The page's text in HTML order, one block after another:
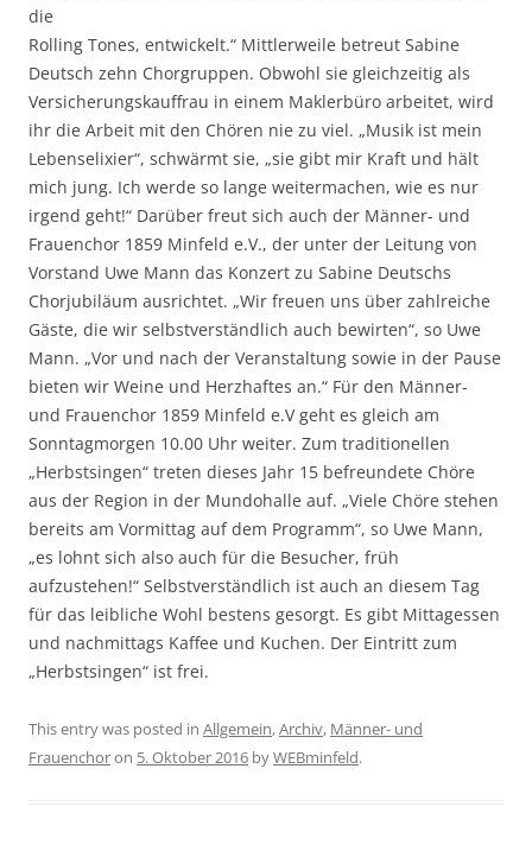
die
Rolling Tones, entwickelt.“ Mittlerweile betreut Sabine
Deutsch zehn Chorgruppen. Obwohl sie gleichzeitig als
Versicherungskauffrau in einem Maklerbüro arbeitet, wird
ihr die Arbeit mit den Chören nie zu viel. „Musik ist mein
Lebenselixier“, schwärmt sie, „sie gibt mir Kraft und hält
mich jung. Ich werde so lange weitermachen, wie es nur
irgend geht!“ Darüber freut sich auch der Männer- und
Frauenchor 1859 Minfeld e.V., der unter der Leitung von
Vorstand Uwe Mann das Konzert zu Sabine Deutschs
Chorjubiläum ausrichtet. „Wir freuen uns über zahlreiche
Gäste, die wir selbstverständlich auch bewirten“, so Uwe
Mann. „Vor und nach der Veranstaltung sowie in der Pause
bieten wir Weine und Herzhaftes an.“ Für den Männer-
und Frauenchor 1859 Minfeld e.V geht es gleich am
Sonntagmorgen 10.00 Uhr weiter. Zum traditionellen
„Herbstsingen“ treten dieses Jahr 15 befreundete Chöre
aus der Region in der Mundohalle auf. „Viele Chöre stehen
bereits am Vormittag auf dem Programm“, so Uwe Mann,
„es lohnt sich also auch für die Besucher, früh
aufzustehen!“ Selbstverständlich ist auch an diesem Tag
für das leibliche Wohl bestens gesorgt. Es gibt Mittagessen
und nachmittags Kaffee und Kuchen. Der Eintritt zum
„Herbstsingen“ ist frei.
This entry was posted in Allgemein,Archiv, Männer- und
Frauenchoron 5. Oktober 2016 byWEBminfeld.